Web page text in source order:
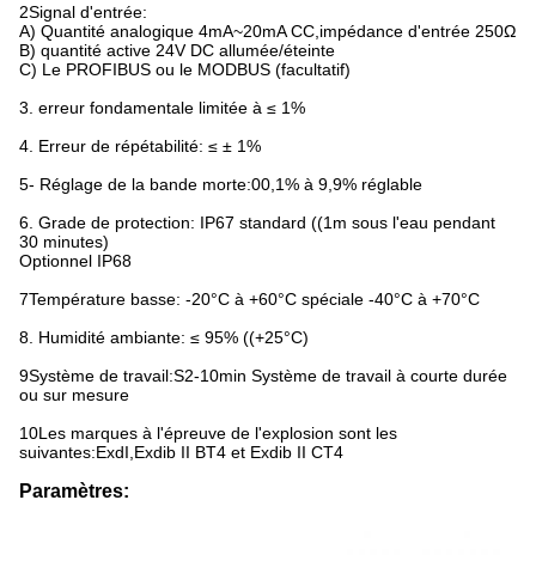
2Signal d'entrée:
A) Quantité analogique 4mA~20mA CC,impédance d'entrée 250Ω
B) quantité active 24V DC allumée/éteinte
C) Le PROFIBUS ou le MODBUS (facultatif)
3. erreur fondamentale limitée à ≤ 1%
4. Erreur de répétabilité: ≤ ± 1%
5- Réglage de la bande morte:00,1% à 9,9% réglable
6. Grade de protection: IP67 standard ((1m sous l'eau pendant
30 minutes)
Optionnel IP68
7Température basse: -20°C à +60°C spéciale -40°C à +70°C
8. Humidité ambiante: ≤ 95% ((+25°C)
9Système de travail:S2-10min Système de travail à courte durée
ou sur mesure
10Les marques à l'épreuve de l'explosion sont les
suivantes:ExdI,Exdib II BT4 et Exdib II CT4
Paramètres: